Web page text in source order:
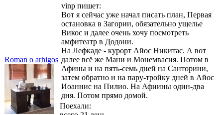
Roman o arhigos
vinp пишет:
Вот я сейчас уже начал писать план, Первая
остановка в Загории, обязательно ущелье
Викос и далее очень хочу посмотреть
амфитеатр в Додони.
На Лефкаде - курорт Айос Никитас. А вот
далее всё же Мани и Монемвасия. Потом в
Афины и на пять-семь дней на Санторини,
затем обратно и на пару-тройку дней в Айос
Иоаннис на Пилио. На Афиины один-два
дня. Потом прямо домой.
Поехали: